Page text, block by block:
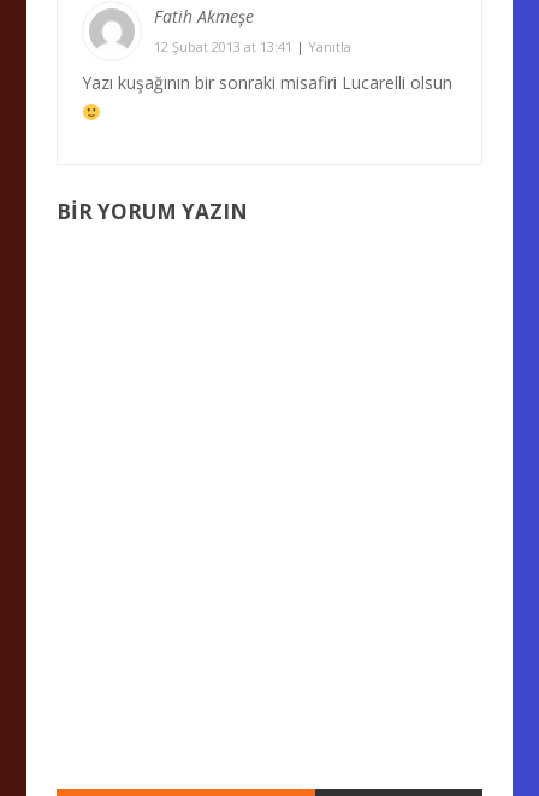
Fatih Akmeşe
12 Şubat 2013 at 13:41 |Yanıtla
Yazı kuşağının bir sonraki misafiri Lucarelli olsun
BIR YORUM YAZIN